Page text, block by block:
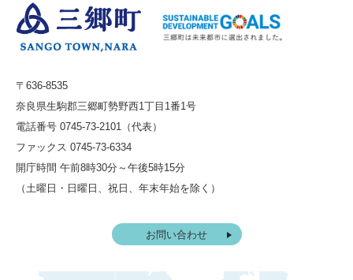
〒636-8535
奈良県生駒郡三郷町勢野西1丁目1番1号
電話番号 0745-73-2101（代表）
ファックス 0745-73-6334
開庁時間 午前8時30分～午後5時15分
（土曜日・日曜日、祝日、年末年始を除く）
お問い合わせ